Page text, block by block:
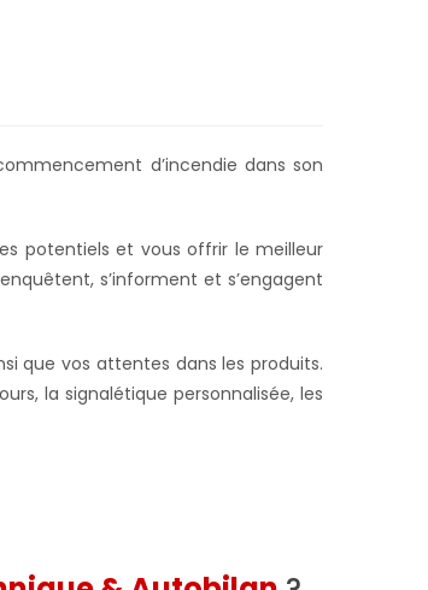
d’incendie dans son
potentiels et vous offrir le meilleur
enquêtent, s’informent et s’engagent
que vos attentes dans les produits.
la signalétique personnalisée, les